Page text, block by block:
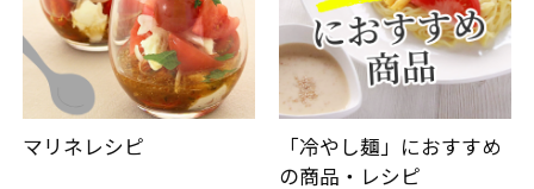
マリネレシピ
「冷やし麺」におすすめ
の商品・レシピ